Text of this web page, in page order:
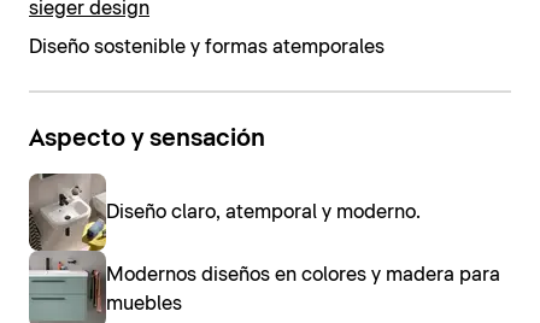
sieger design
Diseño sostenible y formas atemporales
Aspecto y sensación
Diseño claro, atemporal y moderno.
Modernos diseños en colores y madera para
muebles